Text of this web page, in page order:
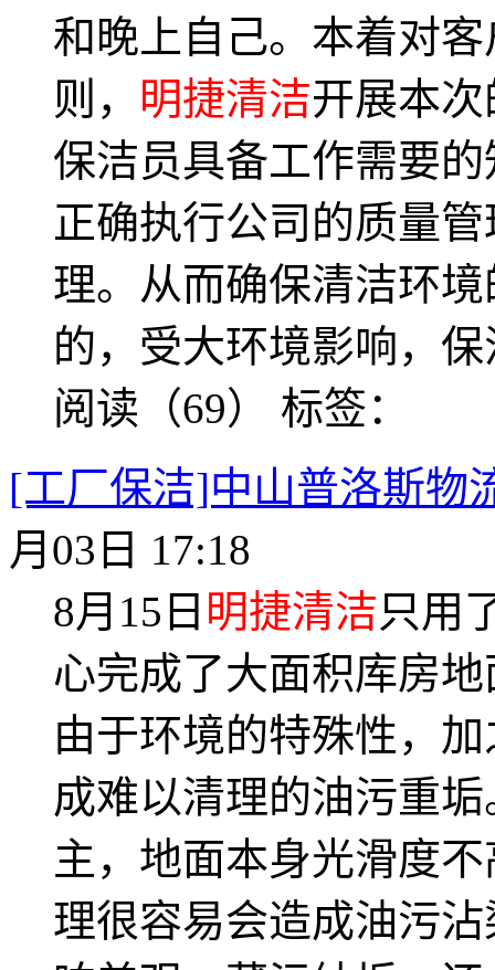
和晚上自己。本着对
则， 明捷清洁开展本
保洁员具备工作需要
正确执行公司的质量
理。从而确保清洁环
的，受大环境影响，
阅读（69） 标签：
[工厂保洁]中山普洛斯物
月03日 17:18
8月15日 明捷清洁只用
心完成了大面积库房
由于环境的特殊性，
成难以清理的油污重
主，地面本身光滑度
理很容易会造成油污